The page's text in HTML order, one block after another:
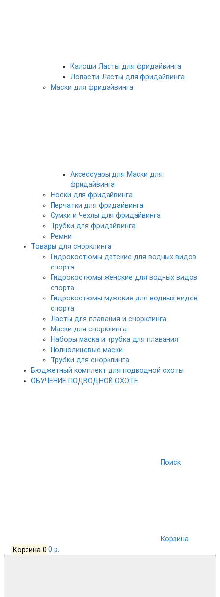
Калоши Ласты для фридайвинга
Лопасти-Ласты для фридайвинга
Маски для фридайвинга
Аксессуары для Маски для
фридайвинга
Носки для фридайвинга
Перчатки для фридайвинга
Сумки и Чехлы для фридайвинга
Трубки для фридайвинга
Ремни
Товары для снорклинга
Гидрокостюмы детские для водных видов
спорта
Гидрокостюмы женские для водных видов
спорта
Гидрокостюмы мужские для водных видов
спорта
Ласты для плавания и снорклинга
Маски для снорклинга
Наборы маска и трубка для плавания
Полнолицевые маски
Трубки для снорклинга
Бюджетный комплект для подводной охоты
ОБУЧЕНИЕ ПОДВОДНОЙ ОХОТЕ
Поиск
Корзина
Корзина 0 0 р.